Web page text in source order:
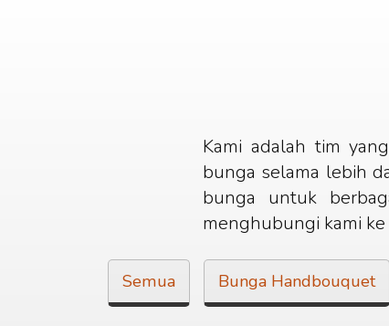
Kami adalah tim
bunga selama lebih
bunga untuk
menghubungi kami ke
Semua Bunga Handbouquet